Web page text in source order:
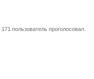
171 пользователь проголосовал.